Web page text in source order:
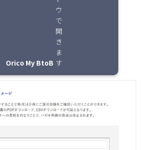
Orico My BtoB